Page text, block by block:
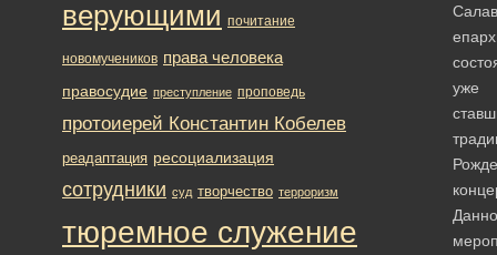
уже
верующими почитание
новомучеников права человека
правосудие преступление проповедь
протоиерей Константин Кобелев
реадаптация ресоциализация
сотрудники суд творчество терроризм
тюремное служение